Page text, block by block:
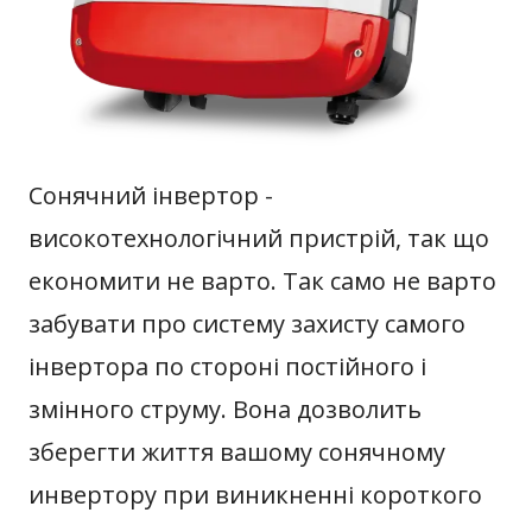
Сонячний інвертор -
високотехнологічний пристрій, так що
економити не варто. Так само не варто
забувати про систему захисту самого
інвертора по стороні постійного і
змінного струму. Вона дозволить
зберегти життя вашому сонячному
инвертору при виникненні короткого